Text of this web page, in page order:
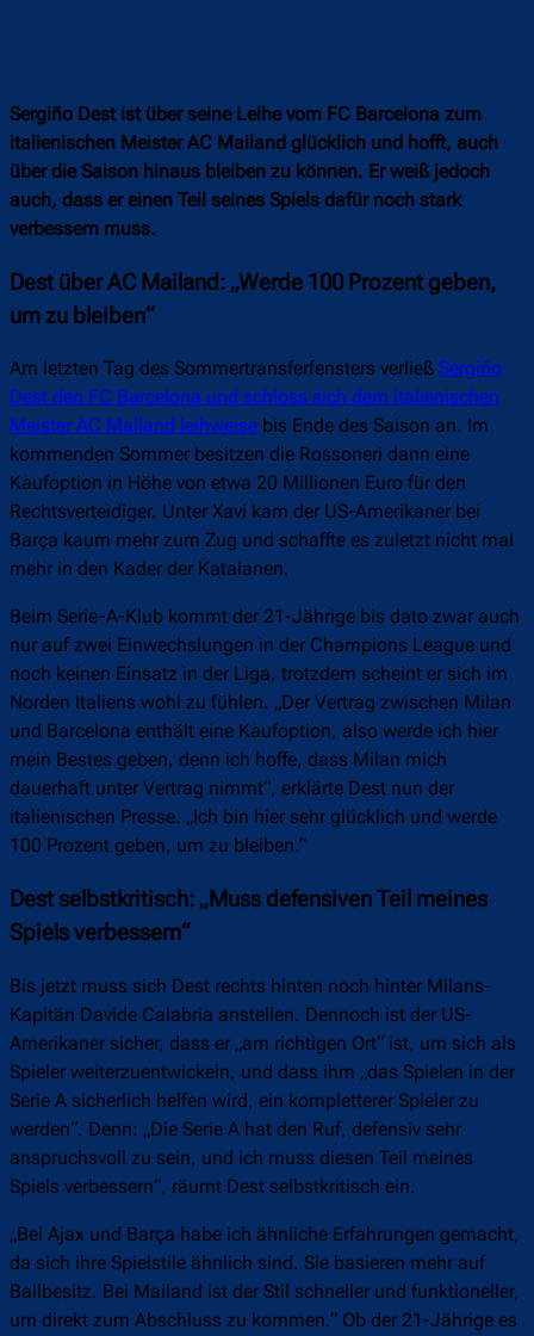
Sergiño Dest ist über seine Leihe vom FC Barcelona zum
italienischen Meister AC Mailand glücklich und hofft, auch
über die Saison hinaus bleiben zu können. Er weiß jedoch
auch, dass er einen Teil seines Spiels dafür noch stark
verbessern muss.
Dest über AC Mailand: „Werde 100 Prozent geben,
um zu bleiben“
Am letzten Tag des Sommertransferfensters verließ Sergiño
Dest den FC Barcelona und schloss sich dem italienischen
Meister AC Mailand leihweise bis Ende des Saison an. Im
kommenden Sommer besitzen die Rossoneri dann eine
Kaufoption in Höhe von etwa 20 Millionen Euro für den
Rechtsverteidiger. Unter Xavi kam der US-Amerikaner bei
Barça kaum mehr zum Zug und schaffte es zuletzt nicht mal
mehr in den Kader der Katalanen.
Beim Serie-A-Klub kommt der 21-Jährige bis dato zwar auch
nur auf zwei Einwechslungen in der Champions League und
noch keinen Einsatz in der Liga, trotzdem scheint er sich im
Norden Italiens wohl zu fühlen. „Der Vertrag zwischen Milan
und Barcelona enthält eine Kaufoption, also werde ich hier
mein Bestes geben, denn ich hoffe, dass Milan mich
dauerhaft unter Vertrag nimmt“, erklärte Dest nun der
italienischen Presse. „Ich bin hier sehr glücklich und werde
100 Prozent geben, um zu bleiben.“
Dest selbstkritisch: „Muss defensiven Teil meines
Spiels verbessern“
Bis jetzt muss sich Dest rechts hinten noch hinter Milans-
Kapitän Davide Calabria anstellen. Dennoch ist der US-
Amerikaner sicher, dass er „am richtigen Ort“ ist, um sich als
Spieler weiterzuentwickeln, und dass ihm „das Spielen in der
Serie A sicherlich helfen wird, ein kompletterer Spieler zu
werden“. Denn: „Die Serie A hat den Ruf, defensiv sehr
anspruchsvoll zu sein, und ich muss diesen Teil meines
Spiels verbessern“, räumt Dest selbstkritisch ein.
„Bei Ajax und Barça habe ich ähnliche Erfahrungen gemacht,
da sich ihre Spielstile ähnlich sind. Sie basieren mehr auf
Ballbesitz. Bei Mailand ist der Stil schneller und funktioneller,
um direkt zum Abschluss zu kommen.“ Ob der 21-Jährige es